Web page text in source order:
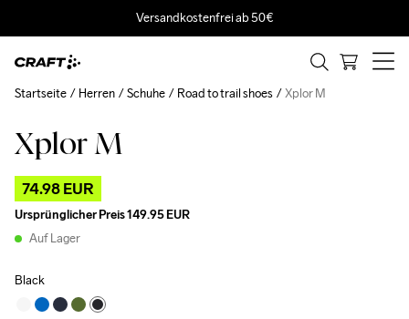
Versandkostenfrei ab 50€
Xplor M
74.98 EUR
Ursprünglicher Preis149.95 EUR
Auf Lager
Black
Startseite Herren Schuhe Road to trail shoes Xplor M
Outlet